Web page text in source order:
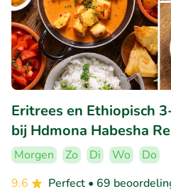
Eritrees en Ethiopisch
bij Hdmona Habesha
Morgen Zo Di Wo
Do
9.6
Perfect • 69